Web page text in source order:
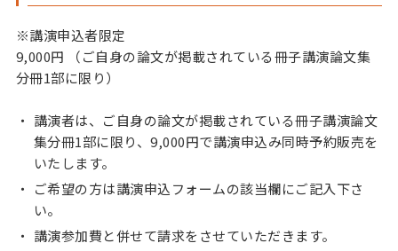
※講演申込者限定
9,000円 （ご自身の論文が掲載されている冊子講演論文集
分冊1部に限り）
講演者は、ご自身の論文が掲載されている冊子講演論文
集分冊1部に限り、9,000円で講演申込み同時予約販売を
いたします。
ご希望の方は講演申込フォームの該当欄にご記入下さ
い。
講演参加費と併せて請求をさせていただきます。